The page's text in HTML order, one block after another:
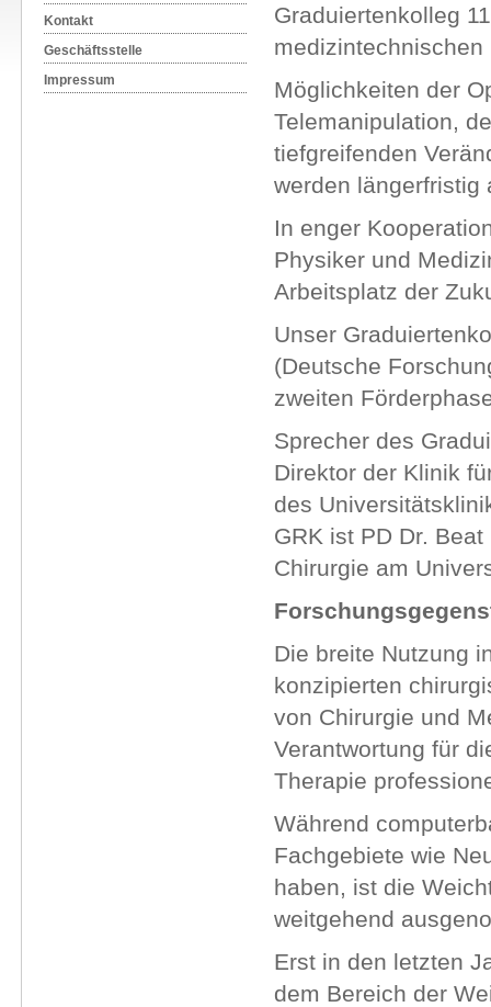
Kontakt
Geschäftsstelle
Impressum
Graduiertenkolleg
Möglichkeiten der
Telemanipulation,
tiefgreifenden
werden längerfristig
In enger
Physiker und
Arbeitsplatz der
Unser
(Deutsche
zweiten
Sprecher des
Direktor der Klinik
des
GRK ist PD Dr.
Chirurgie am
Die breite Nutzung
konzipierten
von Chirurgie und
Verantwortung für
Therapie
Während
Fachgebiete wie
haben, ist die
weitgehend
Erst in den letzten
dem Bereich der